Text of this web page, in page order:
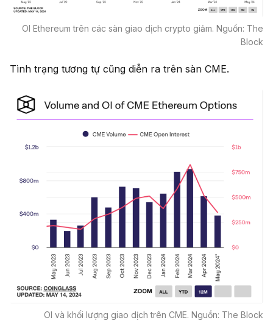
OI Ethereum trên các sàn giao dịch crypto giảm. Nguồn: The
Block
Tình trạng tương tự cũng diễn ra trên sàn CME.
OI và khối lượng giao dịch trên CME. Nguồn: The Block